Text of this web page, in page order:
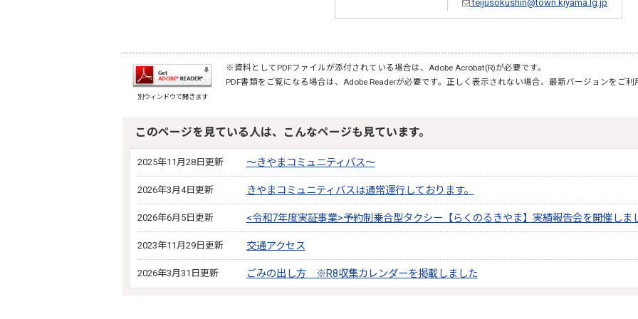
teijusokushin@town.kiyama.lg.jp
別ウィンドウで開きます
※資料としてPDFファイルが添付されている場合は、Adobe Acrobat(R)が必要です。
PDF書類をご覧になる場合は、Adobe Readerが必要です。正しく表示されない場合、最新バージョンをご利
このページを見ている人は、こんなページも見ています。
2025年11月28日更新 ～きやまコミュニティバス～
2026年3月4日更新 きやまコミュニティバスは通常運行しております。
2026年6月5日更新 <令和7年度実証事業>予約制乗合型タクシー【らくのるきやま】実績報告会を開催しま
2023年11月29日更新 交通アクセス
2026年3月31日更新 ごみの出し方 ※R8収集カレンダーを掲載しました